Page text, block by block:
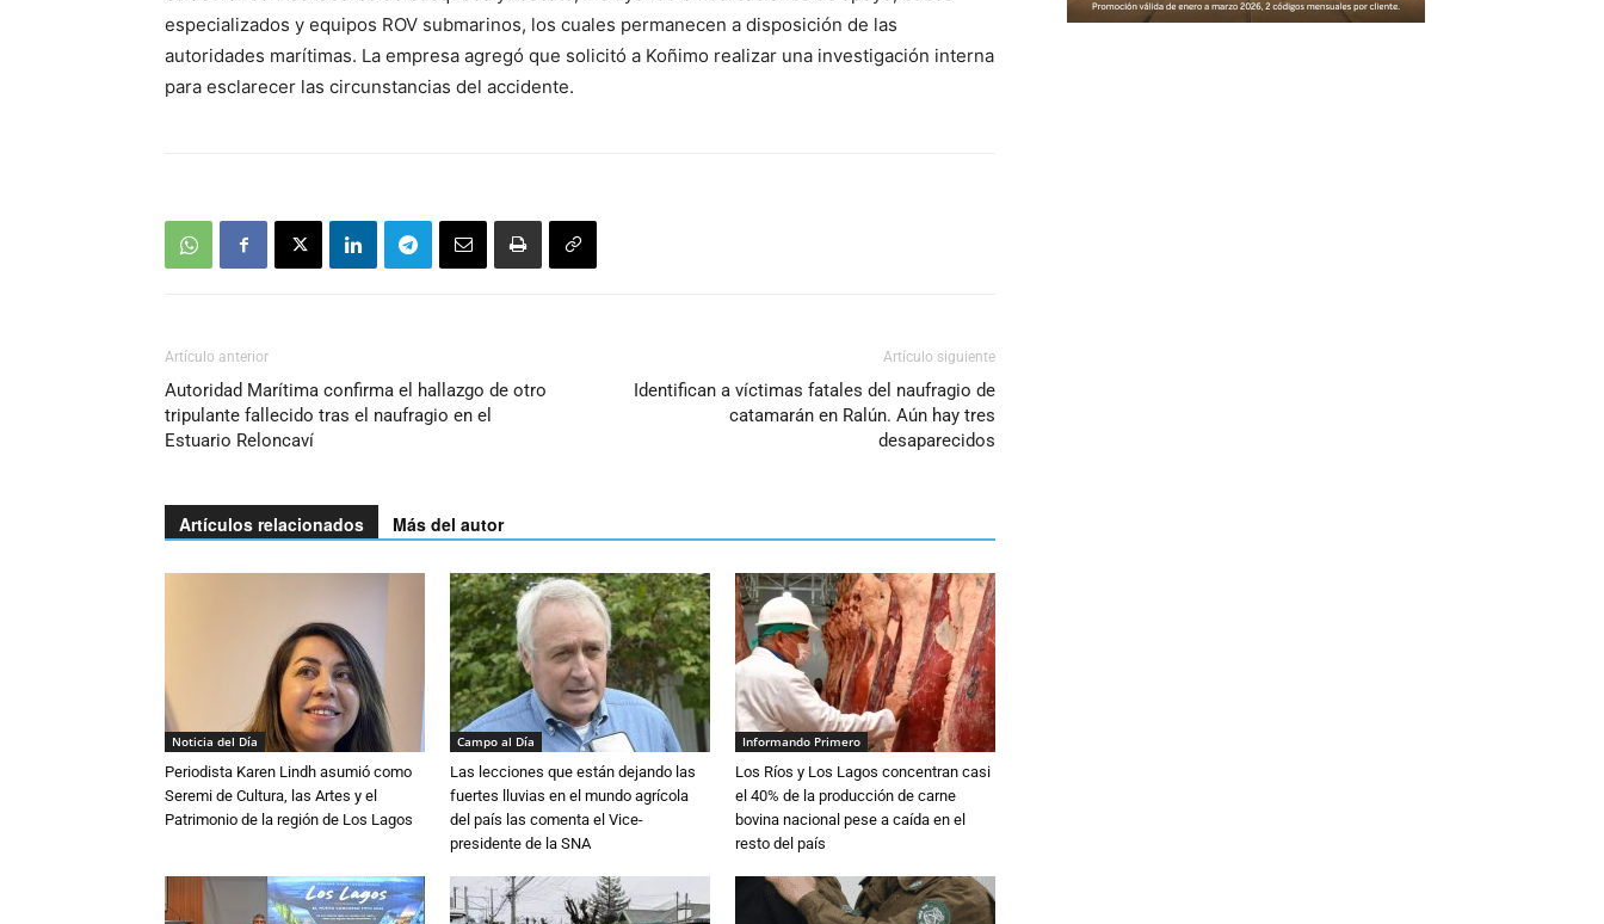
especializados y equipos ROV submarinos, los cuales permanecen a disposición de las
autoridades marítimas. La empresa agregó que solicitó a Koñimo realizar una investigación interna
para esclarecer las circunstancias del accidente.
Artículo anterior
Autoridad Marítima confirma el hallazgo de otro
tripulante fallecido tras el naufragio en el
Estuario Reloncaví
Artículo siguiente
Identifican a víctimas fatales del naufragio de
catamarán en Ralún. Aún hay tres
desaparecidos
Artículos relacionados Más del autor
Noticia del Día
Periodista Karen Lindh asumió como
Seremi de Cultura, las Artes y el
Patrimonio de la región de Los Lagos
Campo al Día
Las lecciones que están dejando las
fuertes lluvias en el mundo agrícola
del país las comenta el Vice-
presidente de la SNA
Informando Primero
Los Ríos y Los Lagos concentran casi
el 40% de la producción de carne
bovina nacional pese a caída en el
resto del país